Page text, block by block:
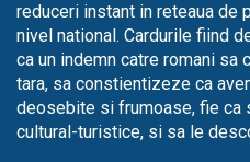
reduceri instant in reteaua de
nivel national. Cardurile fiind
ca un indemn catre romani sa
tara, sa constientizeze ca
deosebite si frumoase, fie ca
cultural-turistice, si sa le